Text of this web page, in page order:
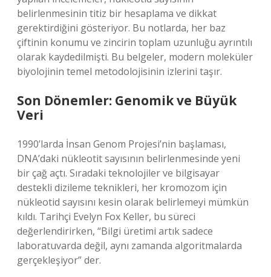
belirlenmesinin titiz bir hesaplama ve dikkat
gerektirdiğini gösteriyor. Bu notlarda, her baz
çiftinin konumu ve zincirin toplam uzunluğu ayrıntılı
olarak kaydedilmişti. Bu belgeler, modern moleküler
biyolojinin temel metodolojisinin izlerini taşır.
Son Dönemler: Genomik ve Büyük
Veri
1990’larda İnsan Genom Projesi’nin başlaması,
DNA’daki nükleotit sayısının belirlenmesinde yeni
bir çağ açtı. Sıradaki teknolojiler ve bilgisayar
destekli dizileme teknikleri, her kromozom için
nükleotid sayısını kesin olarak belirlemeyi mümkün
kıldı. Tarihçi Evelyn Fox Keller, bu süreci
değerlendirirken, “Bilgi üretimi artık sadece
laboratuvarda değil, aynı zamanda algoritmalarda
gerçekleşiyor” der.